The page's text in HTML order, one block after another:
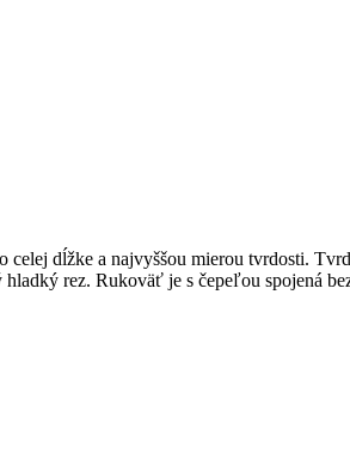
dĺžke a najvyššou mierou tvrdosti.
rez. Rukoväť je s čepeľou spojená